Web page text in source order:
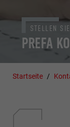
PREFA
STELLEN
Startseite